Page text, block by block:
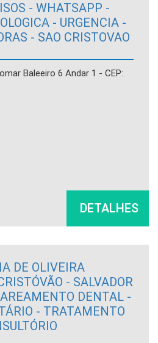
- WHATSAPP -
- URGENCIA -
- SAO CRISTOVAO
Baleeiro 6 Andar 1 - CEP:
DETALHES
DE OLIVEIRA
- SALVADOR
DENTAL -
- TRATAMENTO